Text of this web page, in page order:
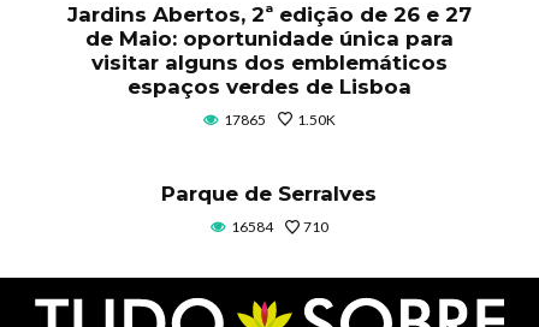
Jardins Abertos, 2ª edição de 26 e 27
de Maio: oportunidade única para
visitar alguns dos emblemáticos
espaços verdes de Lisboa
17865 1.50K
Parque de Serralves
16584 710